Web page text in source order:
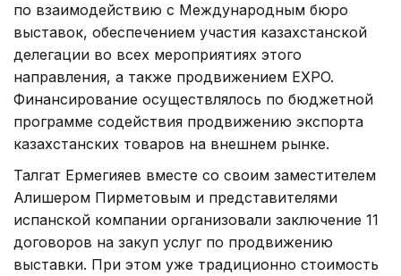
по взаимодействию с Международным бюро
выставок, обеспечением участия казахстанской
делегации во всех мероприятиях этого
направления, а также продвижением EXPO.
Финансирование осуществлялось по бюджетной
программе содействия продвижению экспорта
казахстанских товаров на внешнем рынке.
Талгат Ермегияев вместе со своим заместителем
Алишером Пирметовым и представителями
испанской компании организовали заключение 11
договоров на закуп услуг по продвижению
выставки. При этом уже традиционно стоимость